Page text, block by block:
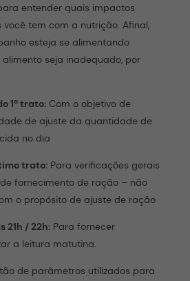
entender quais impactos
você tem com a nutrição. Afinal,
esteja se alimentando
seja inadequado, por
1º trato: Com o objetivo de
de ajuste da quantidade de
no dia
trato: Para verificações gerais
fornecimento de ração – não
o propósito de ajuste de ração
21h / 22h: Para fornecer
a leitura matutina.
de parâmetros utilizados para